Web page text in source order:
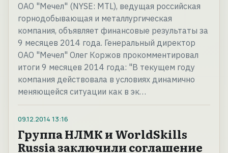
OAO "Мечел" (NYSE: MTL), ведущая российская
горнодобывающая и металлургическая
компания, объявляет финансовые результаты за
9 месяцев 2014 года. Генеральный директор
ОАО "Мечел" Олег Коржов прокомментировал
итоги 9 месяцев 2014 года: "В текущем году
компания действовала в условиях динамично
меняющейся ситуации как в эк…
09.12.2014 13:16
Группа НЛМК и WorldSkills
Russia заключили соглашение